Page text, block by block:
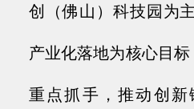
创（佛山）科技园为
产业化落地为核心目标
重点抓手，推动创